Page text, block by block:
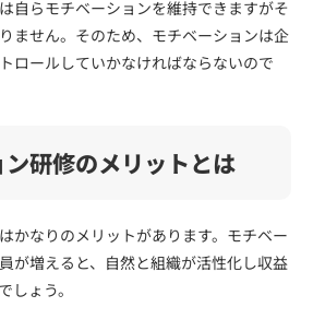
自らモチベーションを維持できますがそ
ません。そのため、モチベーションは企
ロールしていかなければならないので
研修のメリットとは
かなりのメリットがあります。モチベー
が増えると、自然と組織が活性化し収益
しょう。